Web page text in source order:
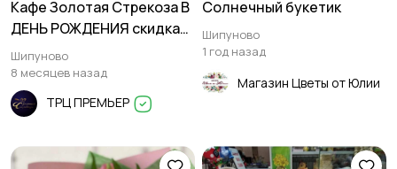
Кафе Золотая Стрекоза В
ДЕНЬ РОЖДЕНИЯ скидка
5% + подарок в Шипуново
Шипуново
8 месяцев назад
ТРЦ ПРЕМЬЕР
Солнечный букетик
Шипуново
1 год назад
Магазин Цветы от Юлии